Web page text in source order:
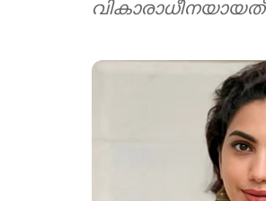
വികാരാധീനയായത്